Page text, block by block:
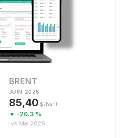
BRENT
JUIN 2026
85,40 $/baril
▼ -20.3 %
vs Mai 2026